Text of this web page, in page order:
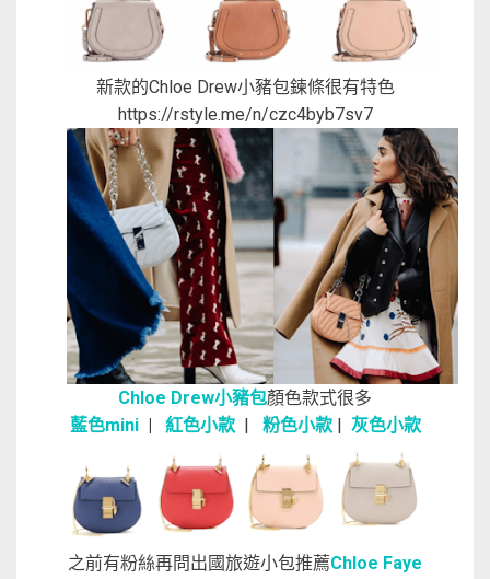
新款的Chloe Drew小豬包鍊條很有特色
https://rstyle.me/n/czc4byb7sv7
Chloe Drew小豬包顏色款式很多
藍色mini| 紅色小款| 粉色小款| 灰色小款
之前有粉絲再問出國旅遊小包推薦Chloe Faye